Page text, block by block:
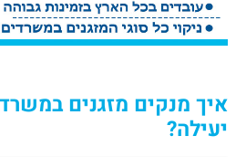
איך מנקים מזגנים
יעילה?